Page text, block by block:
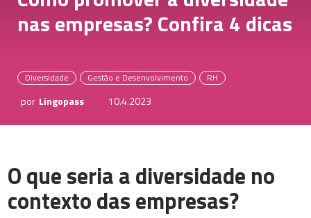
nas empresas? Confira 4 dicas
Diversidade Gestão e Desenvolvimento RH
por Lingopass 10.4.2023
O que seria a diversidade no
contexto das empresas?